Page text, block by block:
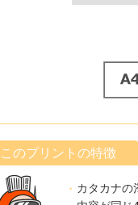
このプリントの特徴
カタカナの